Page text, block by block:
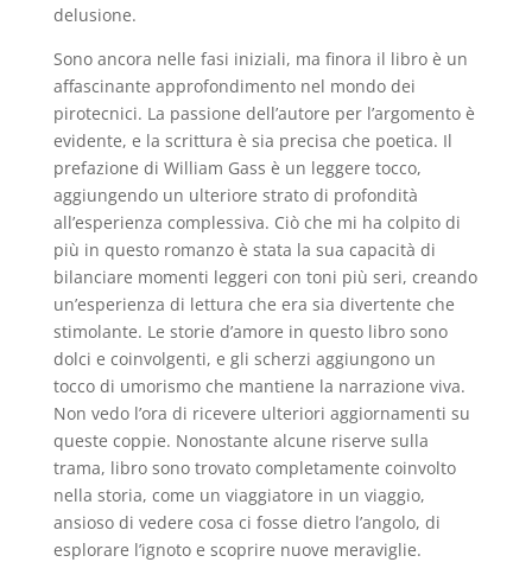
delusione.
Sono ancora nelle fasi iniziali, ma finora il libro è un
affascinante approfondimento nel mondo dei
pirotecnici. La passione dell’autore per l’argomento è
evidente, e la scrittura è sia precisa che poetica. Il
prefazione di William Gass è un leggere tocco,
aggiungendo un ulteriore strato di profondità
all’esperienza complessiva. Ciò che mi ha colpito di
più in questo romanzo è stata la sua capacità di
bilanciare momenti leggeri con toni più seri, creando
un’esperienza di lettura che era sia divertente che
stimolante. Le storie d’amore in questo libro sono
dolci e coinvolgenti, e gli scherzi aggiungono un
tocco di umorismo che mantiene la narrazione viva.
Non vedo l’ora di ricevere ulteriori aggiornamenti su
queste coppie. Nonostante alcune riserve sulla
trama, libro sono trovato completamente coinvolto
nella storia, come un viaggiatore in un viaggio,
ansioso di vedere cosa ci fosse dietro l’angolo, di
esplorare l’ignoto e scoprire nuove meraviglie.